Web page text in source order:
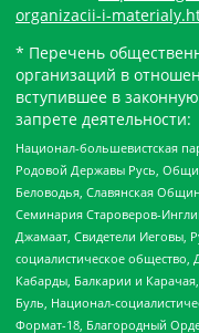
organizacii-i-
* Перечень
организаций в
вступившее в
запрете деятельности:
Национал-большевистская
Родовой Державы Русь,
Беловодья, Славянская
Семинария Староверов-
Джамаат, Свидетели Иеговы,
социалистическое
Кабарды, Балкарии и
Буль, Национал-
Формат-18, Благородный